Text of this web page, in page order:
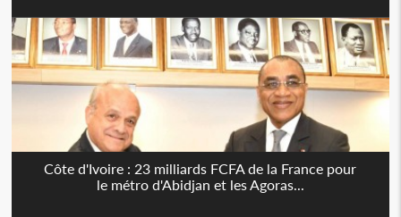
Côte d'Ivoire : 23 milliards FCFA de la France pour
le métro d'Abidjan et les Agoras...